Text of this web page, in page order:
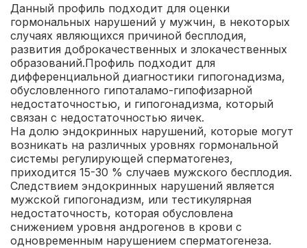
Данный профиль подходит для оценки
гормональных нарушений у мужчин, в некоторых
случаях являющихся причиной бесплодия,
развития доброкачественных и злокачественных
образований.Профиль подходит для
дифференциальной диагностики гипогонадизма,
обусловленного гипоталамо-гипофизарной
недостаточностью, и гипогонадизма, который
связан с недостаточностью яичек.
На долю эндокринных нарушений, которые могут
возникать на различных уровнях гормональной
системы регулирующей сперматогенез,
приходится 15-30 % случаев мужского бесплодия.
Следствием эндокринных нарушений является
мужской гипогонадизм, или тестикулярная
недостаточность, которая обусловлена
снижением уровня андрогенов в крови с
одновременным нарушением сперматогенеза.